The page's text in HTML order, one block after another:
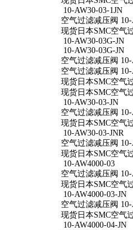
10-AW30-03-1JN
空气过滤减压阀 10-
现货日本SMC空气
10-AW30-03G-JN
10-AW30-03G-JN
空气过滤减压阀 10-
空气过滤减压阀 10-
现货日本SMC空气
现货日本SMC空气
10-AW30-03-JN
空气过滤减压阀 10-
现货日本SMC空气
10-AW30-03-JNR
空气过滤减压阀 10-
现货日本SMC空气
10-AW4000-03
空气过滤减压阀 10-
现货日本SMC空气
10-AW4000-03-JN
空气过滤减压阀 10-
现货日本SMC空气
10-AW4000-04-JN